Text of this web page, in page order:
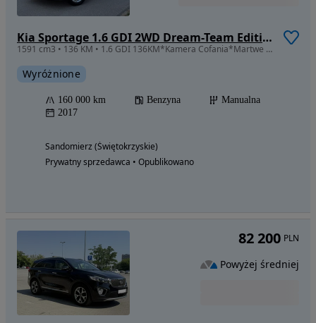
Kia Sportage 1.6 GDI 2WD Dream-Team Edition
1591 cm3 • 136 KM • 1.6 GDI 136KM*Kamera Cofania*Martwe Pole*Bezwypadkowa*Idealny Stan*!
Wyróżnione
160 000 km Benzyna
Manualna
2017
Sandomierz (Świętokrzyskie)
Prywatny sprzedawca • Opublikowano
82 200 PLN
Powyżej średniej